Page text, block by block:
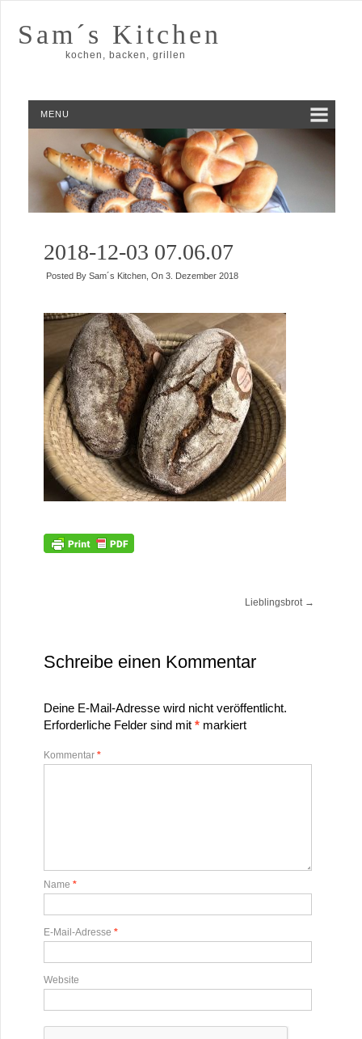
Sam´s Kitchen
kochen, backen, grillen
MENU
2018-12-03 07.06.07
Posted By Sam´s Kitchen, On 3. Dezember 2018
Lieblingsbrot →
Schreibe einen Kommentar
Deine E-Mail-Adresse wird nicht veröffentlicht.
Erforderliche Felder sind mit *markiert
Kommentar *
Name *
E-Mail-Adresse *
Website